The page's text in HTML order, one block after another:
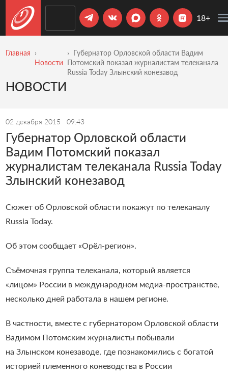
18+
Главная
Новости
Губернатор Орловской области Вадим
Потомский показал журналистам телеканала
Russia Today Злынский конезавод
НОВОСТИ
02 декабря 2015 09:43
Губернатор Орловской области
Вадим Потомский показал
журналистам телеканала Russia Today
Злынский конезавод
Сюжет об Орловской области покажут по телеканалу
Russia Today.
Об этом сообщает «Орёл-регион».
Съёмочная группа телеканала, который является
«лицом» России в международном медиа-пространстве,
несколько дней работала в нашем регионе.
В частности, вместе с губернатором Орловской области
Вадимом Потомским журналисты побывали
на Злынском конезаводе, где познакомились с богатой
историей племенного коневодства в России